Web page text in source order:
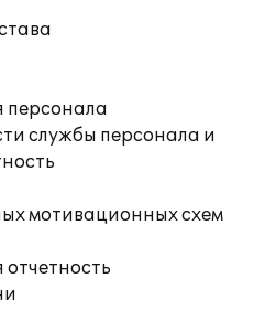
персонала
службы персонала и
мотивационных схем